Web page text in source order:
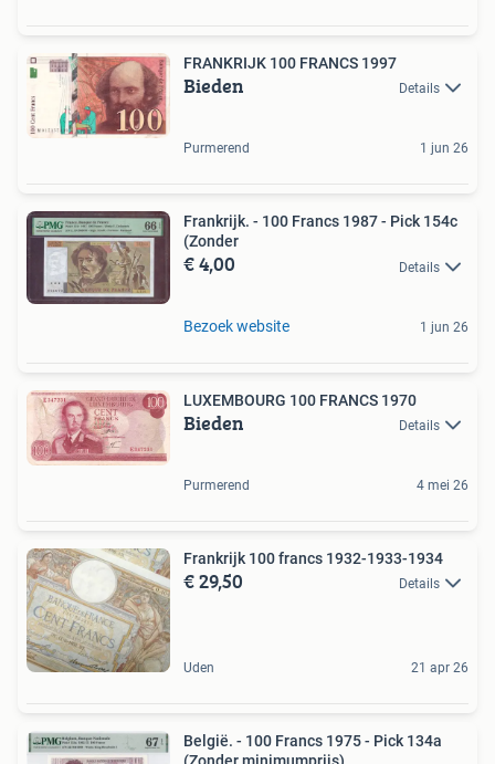
FRANKRIJK 100 FRANCS 1997
Bieden Details
Purmerend 1 jun 26
Frankrijk. - 100 Francs 1987 - Pick 154c
(Zonder
€ 4,00 Details
Bezoek website 1 jun 26
LUXEMBOURG 100 FRANCS 1970
Bieden Details
Purmerend 4 mei 26
Frankrijk 100 francs 1932-1933-1934
€ 29,50 Details
Uden 21 apr 26
België. - 100 Francs 1975 - Pick 134a